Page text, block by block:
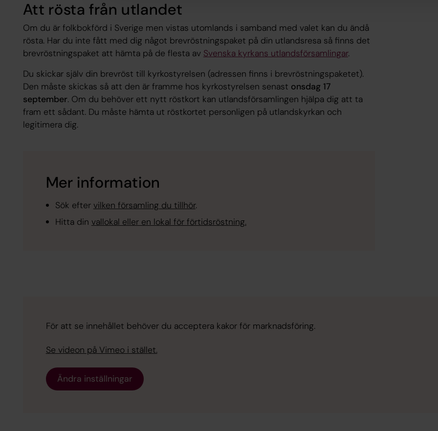
Att rösta från utlandet
Om du är folkbokförd i Sverige men vistas utomlands i samband med valet kan du ändå
rösta. Har du inte fått med dig något brevröstningspaket på din utlandsresa så finns det
brevröstningspaket att hämta på de flesta av Svenska kyrkans utlandsförsamlingar.
Du skickar själv din brevröst till kyrkostyrelsen (adressen finns i brevröstningspaketet).
Den måste skickas så att den är framme hos kyrkostyrelsen senast onsdag 17
september. Om du behöver ett nytt röstkort kan utlandsförsamlingen hjälpa dig att ta
fram ett sådant. Du måste hämta ut röstkortet personligen på utlandskyrkan och
legitimera dig.
Mer information
Sök efter vilken församling du tillhör.
Hitta din vallokal eller en lokal för förtidsröstning.
För att se innehållet behöver du acceptera kakor för marknadsföring.
Se videon på Vimeo i stället.
Ändra inställningar